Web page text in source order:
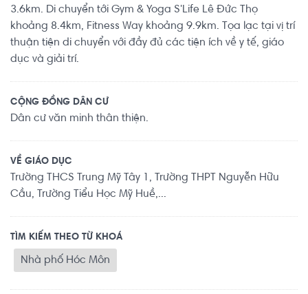
3.6km. Di chuyển tới Gym & Yoga S'Life Lê Đức Thọ
khoảng 8.4km, Fitness Way khoảng 9.9km. Tọa lạc tại vị trí
thuận tiện di chuyển với đầy đủ các tiện ích về y tế, giáo
dục và giải trí.
CỘNG ĐỒNG DÂN CƯ
Dân cư văn minh thân thiện.
VỀ GIÁO DỤC
Trường THCS Trung Mỹ Tây 1, Trường THPT Nguyễn Hữu
Cầu, Trường Tiểu Học Mỹ Huề,...
TÌM KIẾM THEO TỪ KHOÁ
Nhà phố Hóc Môn